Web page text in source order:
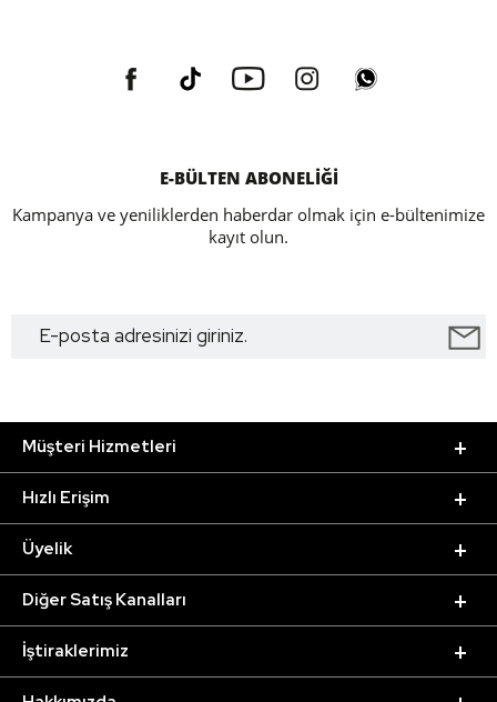
E-BÜLTEN ABONELİĞİ
Kampanya ve yeniliklerden haberdar olmak için e-bültenimize
kayıt olun.
Müşteri Hizmetleri
Hızlı Erişim
Üyelik
Diğer Satış Kanalları
İştiraklerimiz